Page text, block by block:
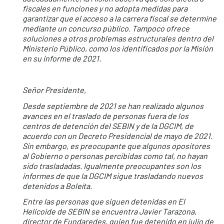
fiscales en funciones y no adopta medidas para
garantizar que el acceso a la carrera fiscal se determine
mediante un concurso público. Tampoco ofrece
soluciones a otros problemas estructurales dentro del
Ministerio Público, como los identificados por la Misión
en su informe de 2021.
Señor Presidente,
Desde septiembre de 2021 se han realizado algunos
avances en el traslado de personas fuera de los
centros de detención del SEBIN y de la DGCIM, de
acuerdo con un Decreto Presidencial de mayo de 2021.
Sin embargo, es preocupante que algunos opositores
al Gobierno o personas percibidas como tal, no hayan
sido trasladadas. Igualmente preocupantes son los
informes de que la DGCIM sigue trasladando nuevos
detenidos a Boleíta.
Entre las personas que siguen detenidas en El
Helicoide de SEBIN se encuentra Javier Tarazona,
director de Fundaredes, quien fue detenido en julio de